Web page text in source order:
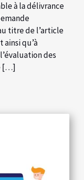
à la délivrance
titre de l’article
ainsi qu’à
des
[…]